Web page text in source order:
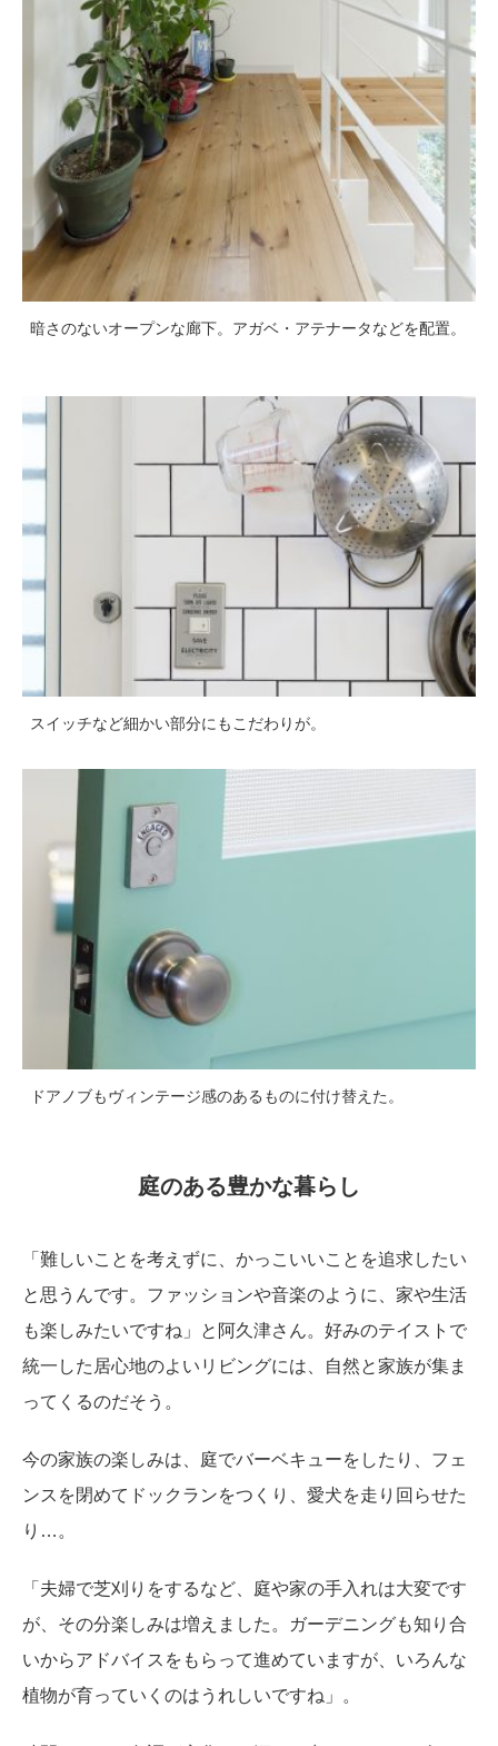
暗さのないオープンな廊下。アガベ・アテナータなどを配置。
スイッチなど細かい部分にもこだわりが。
ドアノブもヴィンテージ感のあるものに付け替えた。
庭のある豊かな暮らし
「難しいことを考えずに、かっこいいことを追求したい
と思うんです。ファッションや音楽のように、家や生活
も楽しみたいですね」と阿久津さん。好みのテイストで
統一した居心地のよいリビングには、自然と家族が集ま
ってくるのだそう。
今の家族の楽しみは、庭でバーベキューをしたり、フェ
ンスを閉めてドックランをつくり、愛犬を走り回らせた
り…。
「夫婦で芝刈りをするなど、庭や家の手入れは大変です
が、その分楽しみは増えました。ガーデニングも知り合
いからアドバイスをもらって進めていますが、いろんな
植物が育っていくのはうれしいですね」。